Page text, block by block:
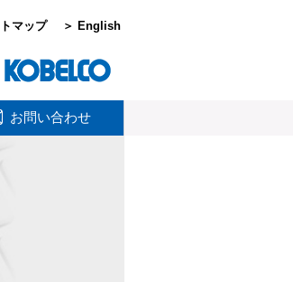
マップ ＞ English
お問い合わせ